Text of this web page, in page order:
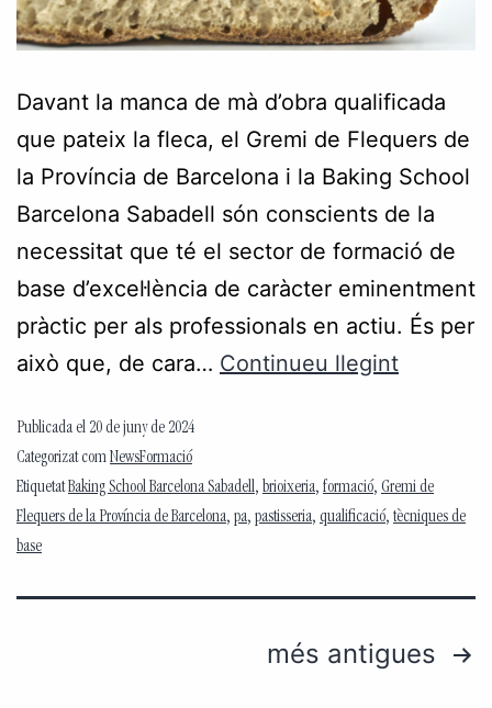
Davant la manca de mà d’obra qualificada
que pateix la fleca, el Gremi de Flequers de
la Província de Barcelona i la Baking School
Barcelona Sabadell són conscients de la
necessitat que té el sector de formació de
base d’excel·lència de caràcter eminentment
pràctic per als professionals en actiu. És per
això que, de cara… Continueu llegint
Publicada el 20 de juny de 2024
Categorizat comNewsFormació
EtiquetatBaking School Barcelona Sabadell, brioixeria, formació, Gremi de
Flequers de la Província de Barcelona, pa, pastisseria, qualificació, tècniques de
base
més antigues